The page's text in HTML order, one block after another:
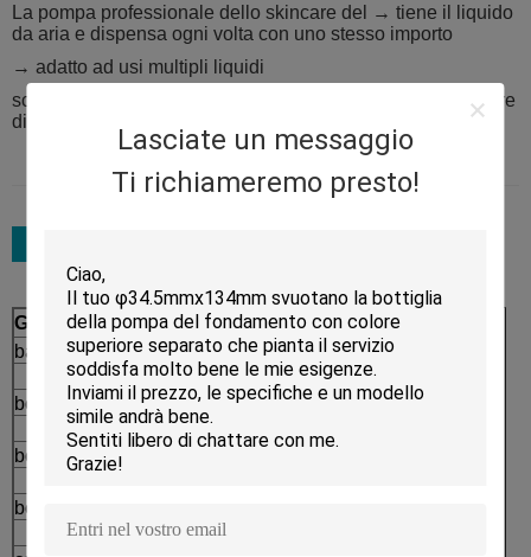
Lasciate un messaggio
Ti richiameremo presto!
La pompa professionale dello skincare del → tiene il liquido
da aria e dispensa ogni volta con uno stesso importo
→ adatto ad usi multipli liquidi
scelte multipal della decorazione del → con qualsiasi colore
disponibile secondo il determinato processo
Gamma di prodotti
Processo
barattolo acrilico
Modellatura
→
bottiglia senz'aria
Iniezione
bottiglia della lozione
bottiglia della pompa